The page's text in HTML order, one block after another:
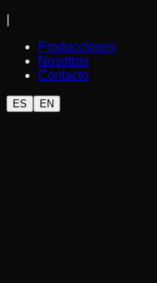
Producciones
Nosotros
Contacto
ES EN